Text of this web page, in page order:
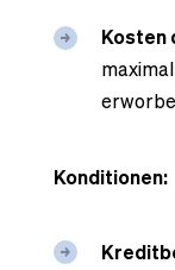
Kosten
Konditionen: